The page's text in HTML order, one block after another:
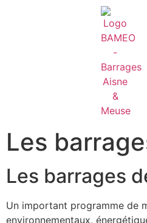
Les
Les barrages
Un important programme de
environnementaux,